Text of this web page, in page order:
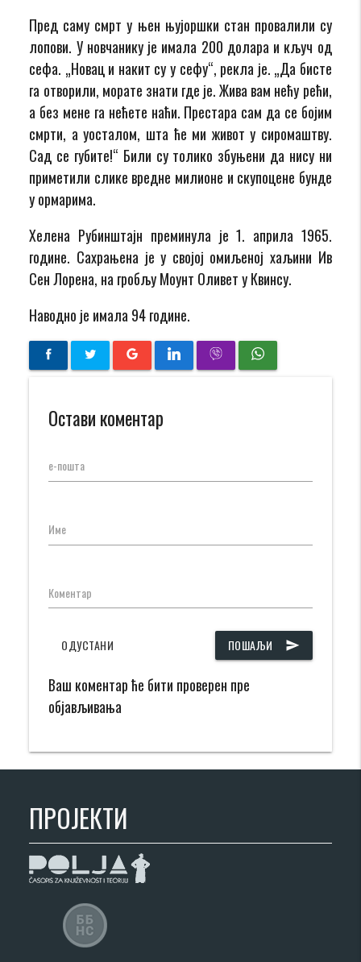
Пред саму смрт у њен њујоршки стан провалили су
лопови. У новчанику је имала 200 долара и кључ од
сефа. „Новац и накит су у сефу“, рекла је. „Да бисте
га отворили, морате знати где је. Жива вам нећу рећи,
а без мене га нећете наћи. Престара сам да се бојим
смрти, а уосталом, шта ће ми живот у сиромаштву.
Сад се губите!“ Били су толико збуњени да нису ни
приметили слике вредне милионе и скупоцене бунде
у ормарима.
Хелена Рубинштајн преминула је 1. априла 1965.
године. Сахрањена је у својој омиљеној хаљини Ив
Сен Лорена, на гробљу Моунт Оливет у Квинсу.
Наводно је имала 94 године.
Остави коментар
е-пошта
Име
Коментар
ПОШАЉИ send
ОДУСТАНИ
Ваш коментар ће бити проверен пре
објављивања
ПРОЈЕКТИ